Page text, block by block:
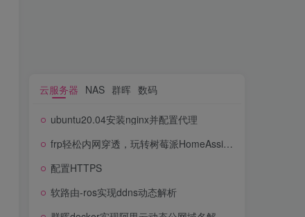
云服务器 NAS 群晖 数码
ubuntu20.04安装nginx并配置代理
frp轻松内网穿透，玩转树莓派HomeAssistant
配置HTTPS
软路由-ros实现ddns动态解析
群晖 数码